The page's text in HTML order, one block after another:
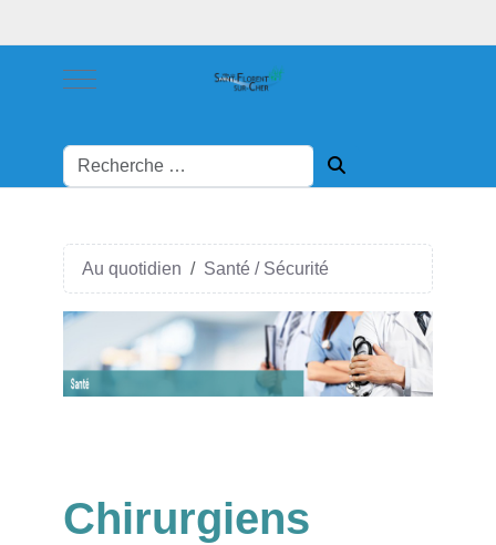
Mobile Menu Toggle
Au quotidien Santé / Sécurité
Chirurgiens